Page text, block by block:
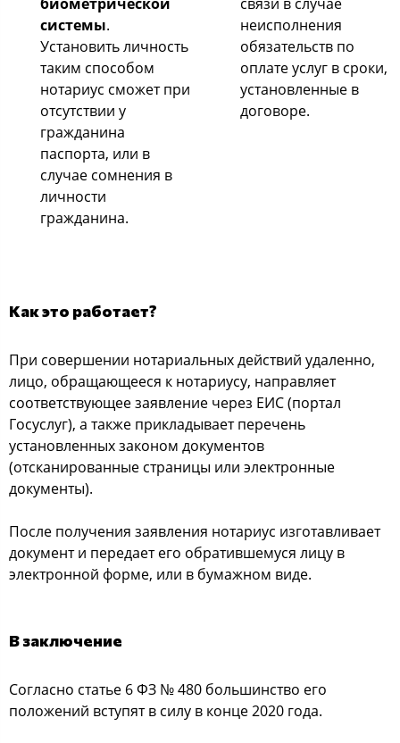
системы.
Установить личность
таким способом
нотариус сможет при
отсутствии у
гражданина
паспорта, или в
случае сомнения в
личности
гражданина.
неисполнения
обязательств по
оплате услуг в сроки,
установленные в
договоре.
Как это работает?
При совершении нотариальных действий удаленно,
лицо, обращающееся к нотариусу, направляет
соответствующее заявление через ЕИС (портал
Госуслуг), а также прикладывает перечень
установленных законом документов
(отсканированные страницы или электронные
документы).
После получения заявления нотариус изготавливает
документ и передает его обратившемуся лицу в
электронной форме, или в бумажном виде.
В заключение
Согласно статье 6 ФЗ № 480 большинство его
положений вступят в силу в конце 2020 года.